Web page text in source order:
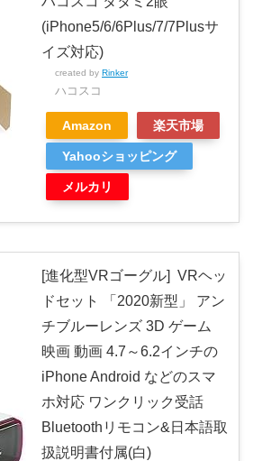
(iPhone5/6/6Plus/7/7Plusサ
イズ対応)
created by Rinker
ハコスコ
Amazon 楽天市場
Yahooショッピング
メルカリ
[進化型VRゴーグル] VRヘッ
ドセット 「2020新型」 アン
チブルーレンズ 3D ゲーム
映画 動画 4.7～6.2インチの
iPhone Android などのスマ
ホ対応 ワンクリック受話
Bluetoothリモコン&日本語取
扱説明書付属(白)